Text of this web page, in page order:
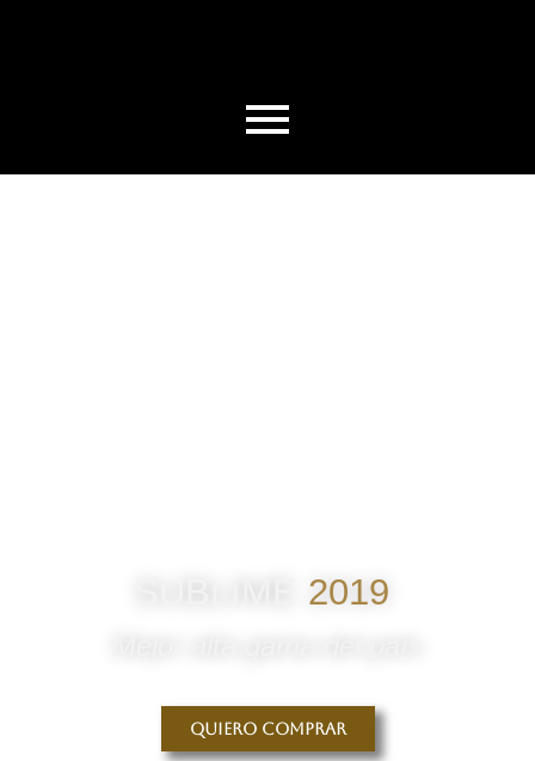
2019
Quiero comprar